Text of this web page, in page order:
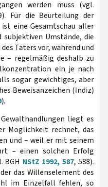
werden muss (vgl.
Für die Beurteilung der
eine Gesamtschau aller
Umstände, die
Täters vor, während und
– regelmäßig deshalb zu
ein je nach
sogar gewichtiges, aber
Beweisanzeichen (Indiz)
).
liegt es
Möglichkeit rechnet, das
und – weil er mit seinem
– einen solchen Erfolg
BGH NStZ 1992, 587, 588).
das Willenselement des
im Einzelfall fehlen, so